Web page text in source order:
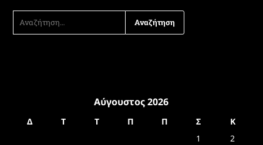
ΑΝΑΖΉΤΗΣΗ
ΓΙΑ:
Αύγουστος 2026
Δ Τ Τ Π Π Σ
Κ
1
2